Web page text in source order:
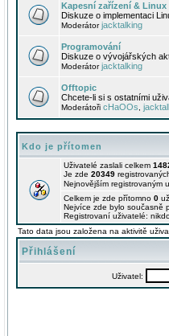
Kapesní zařízení & Linux
Diskuze o implementaci
Moderátorjacktalking
Programování
Diskuze o vývojářských
Moderátorjacktalking
Offtopic
Chcete-li si s ostatními
Moderátoři cHaOOs
Kdo je přítomen
Uživatelé zaslali celkem
Je zde 20349
Nejnovějším registrovaným
Celkem je zde přítomno 0
Nejvíce zde bylo současně
Registrovaní uživatelé:
Tato data jsou založena na aktivitě
Přihlášení
Uživatel: